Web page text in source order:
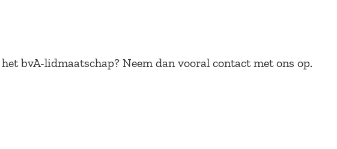
bvA-lidmaatschap? Neem dan vooral contact met ons op.